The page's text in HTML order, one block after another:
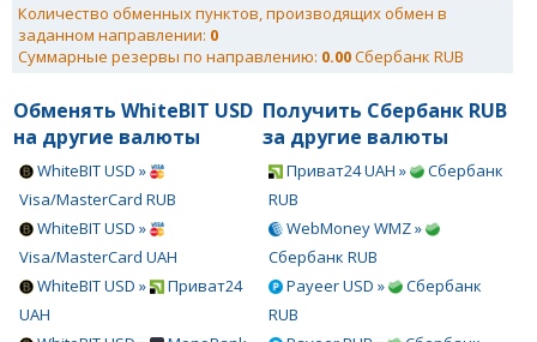
Количество обменных пунктов, производящих обмен в
заданном направлении: 0
Суммарные резервы по направлению: 0.00Сбербанк RUB
Обменять WhiteBIT USD
на другие валюты
WhiteBIT USD »
Visa/MasterCard RUB
WhiteBIT USD »
Visa/MasterCard UAH
WhiteBIT USD »
Приват24
UAH
Получить Сбербанк RUB
за другие валюты
Приват24 UAH »
Сбербанк
RUB
WebMoney WMZ »
Сбербанк RUB
Payeer USD »
Сбербанк
RUB